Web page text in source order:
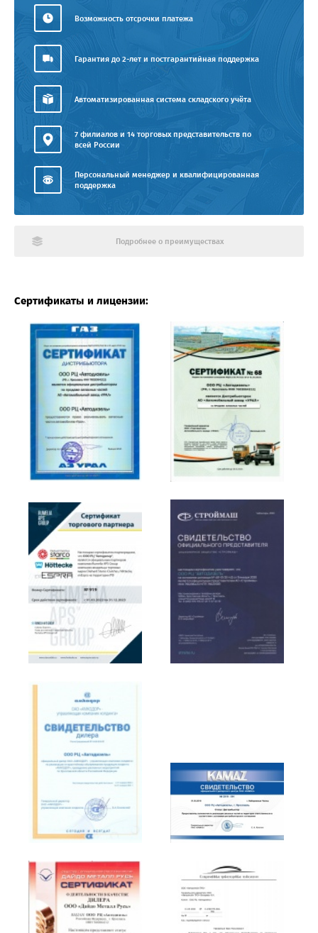
Возможность отсрочки платежа
Гарантия до 2-лет и постгарантийная поддержка
Автоматизированная система складского учёта
7 филиалов и 14 торговых представительств по
всей России
Персональный менеджер и квалифицированная
поддержка
Подробнее о преимуществах
Сертификаты и лицензии: